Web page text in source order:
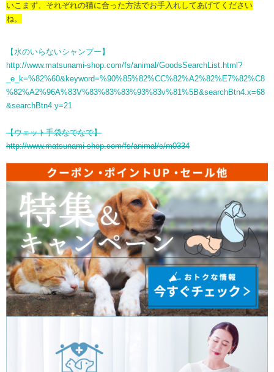
いこまず、それぞれの猫に合った方法でお手入れしてあげてください
ね。
【水のいらないシャンプー】
http://www.matsunami-shop.com/fs/animal/GoodsSearchList.html?
_e_k=%82%60&keyword=%90%85%82%CC%82%A2%82%E7%82%C8
%82%A2%96A%83V%83%83%83%93%83v%81%5B&searchBtn4.x=68
&searchBtn4.y=21
【ウェット手袋なでなで】
http://www.matsunami-shop.com/fs/animal/c/m0334